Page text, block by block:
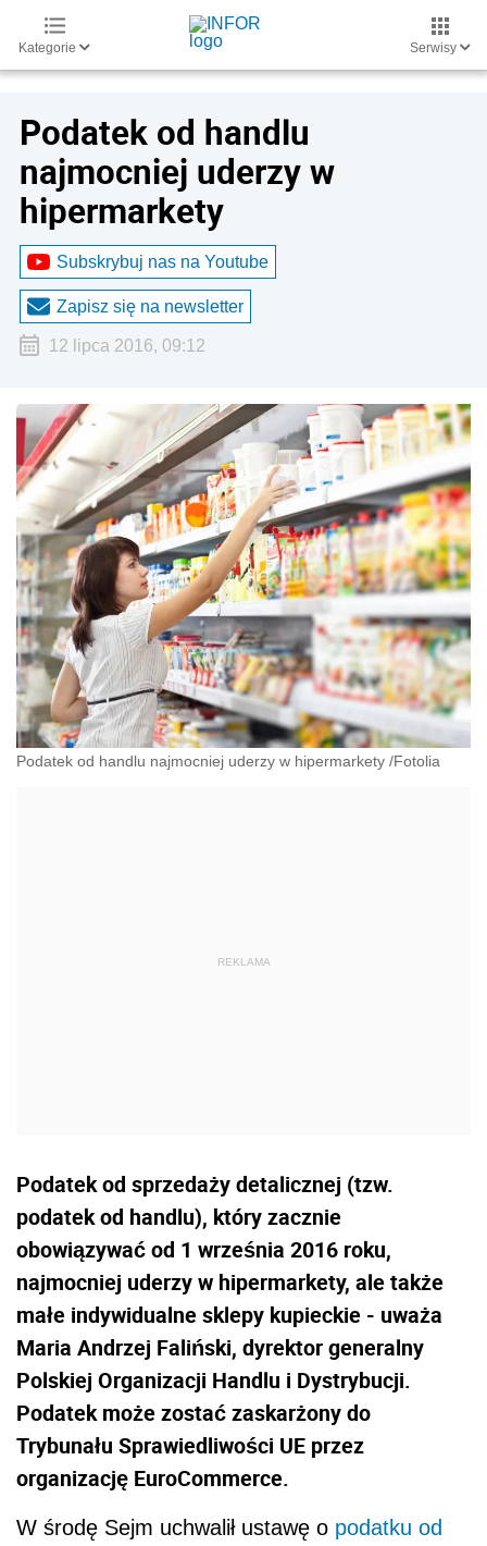
Kategorie Serwisy
Podatek od handlu
najmocniej uderzy w
hipermarkety
Subskrybuj nas na Youtube
Zapisz się na newsletter
12 lipca 2016, 09:12
Podatek od handlu najmocniej uderzy w hipermarkety /Fotolia
Podatek od sprzedaży detalicznej (tzw.
podatek od handlu), który zacznie
obowiązywać od 1 września 2016 roku,
najmocniej uderzy w hipermarkety, ale także
małe indywidualne sklepy kupieckie - uważa
Maria Andrzej Faliński, dyrektor generalny
Polskiej Organizacji Handlu i Dystrybucji.
Podatek może zostać zaskarżony do
Trybunału Sprawiedliwości UE przez
organizację EuroCommerce.
W środę Sejm uchwalił ustawę o podatku od